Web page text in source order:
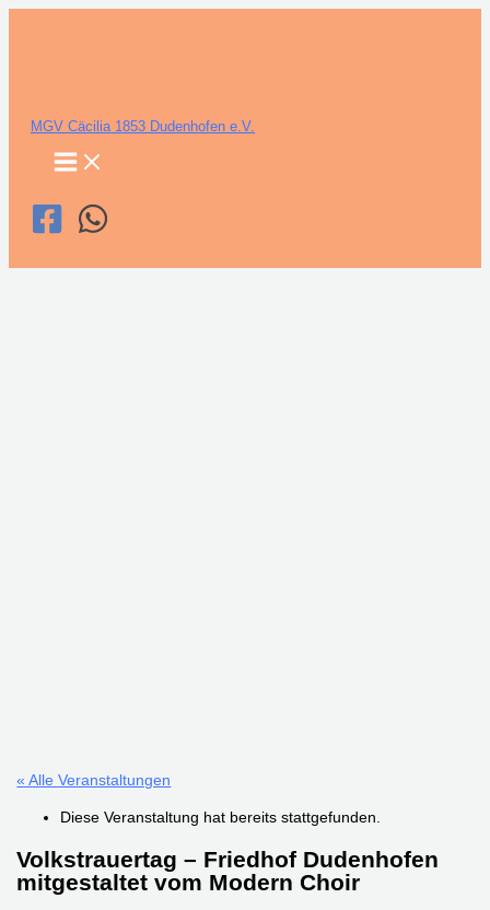
MGV Cäcilia 1853 Dudenhofen e.V.
« Alle Veranstaltungen
Diese Veranstaltung hat bereits stattgefunden.
Volkstrauertag – Friedhof Dudenhofen
mitgestaltet vom Modern Choir